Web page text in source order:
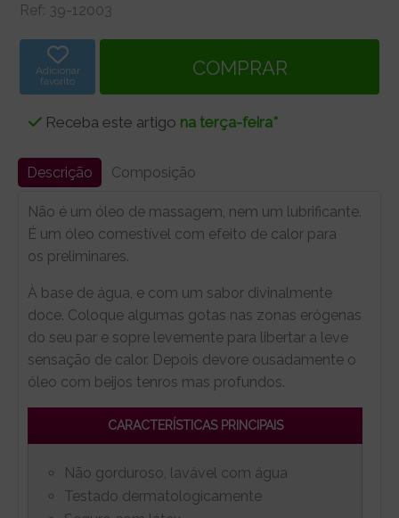
Ref: 39-12003
Adicionar
favorito
Receba este artigo na terça-feira*
Descrição Composição
Não é um óleo de massagem, nem um lubrificante.
É um óleo comestível com efeito de calor para
os preliminares.
À base de água, e com um sabor divinalmente
doce. Coloque algumas gotas nas zonas erógenas
do seu par e sopre levemente para libertar a leve
sensação de calor. Depois devore ousadamente o
óleo com beijos tenros mas profundos.
CARACTERÍSTICAS PRINCIPAIS
Não gorduroso, lavável com água
Testado dermatologicamente